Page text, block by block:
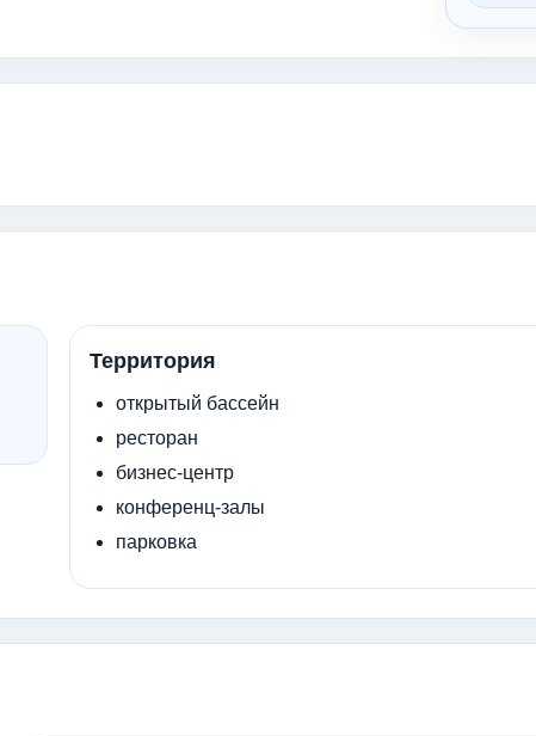
Территория
открытый бассейн
ресторан
бизнес-центр
конференц-залы
парковка